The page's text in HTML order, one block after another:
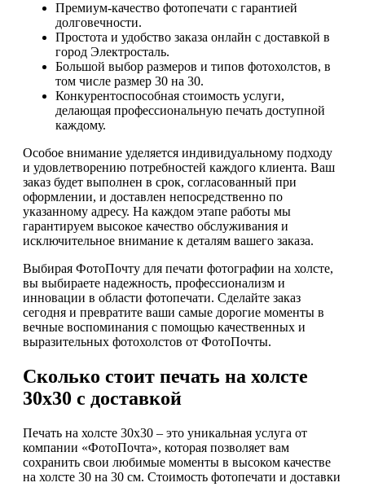
Премиум-качество фотопечати с гарантией
долговечности.
Простота и удобство заказа онлайн с доставкой в
город Электросталь.
Большой выбор размеров и типов фотохолстов, в
том числе размер 30 на 30.
Конкурентоспособная стоимость услуги,
делающая профессиональную печать доступной
каждому.
Особое внимание уделяется индивидуальному подходу
и удовлетворению потребностей каждого клиента. Ваш
заказ будет выполнен в срок, согласованный при
оформлении, и доставлен непосредственно по
указанному адресу. На каждом этапе работы мы
гарантируем высокое качество обслуживания и
исключительное внимание к деталям вашего заказа.
Выбирая ФотоПочту для печати фотографии на холсте,
вы выбираете надежность, профессионализм и
инновации в области фотопечати. Сделайте заказ
сегодня и превратите ваши самые дорогие моменты в
вечные воспоминания с помощью качественных и
выразительных фотохолстов от ФотоПочты.
Сколько стоит печать на холсте
30х30 с доставкой
Печать на холсте 30х30 – это уникальная услуга от
компании «ФотоПочта», которая позволяет вам
сохранить свои любимые моменты в высоком качестве
на холсте 30 на 30 см. Стоимость фотопечати и доставки